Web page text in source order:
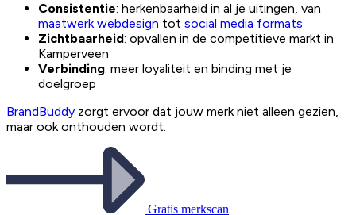
Consistentie: herkenbaarheid in al je uitingen, van
maatwerk webdesign tot social media formats
Zichtbaarheid: opvallen in de competitieve markt in
Kamperveen
Verbinding: meer loyaliteit en binding met je
doelgroep
BrandBuddy zorgt ervoor dat jouw merk niet alleen gezien,
maar ook onthouden wordt.
Gratis merkscan